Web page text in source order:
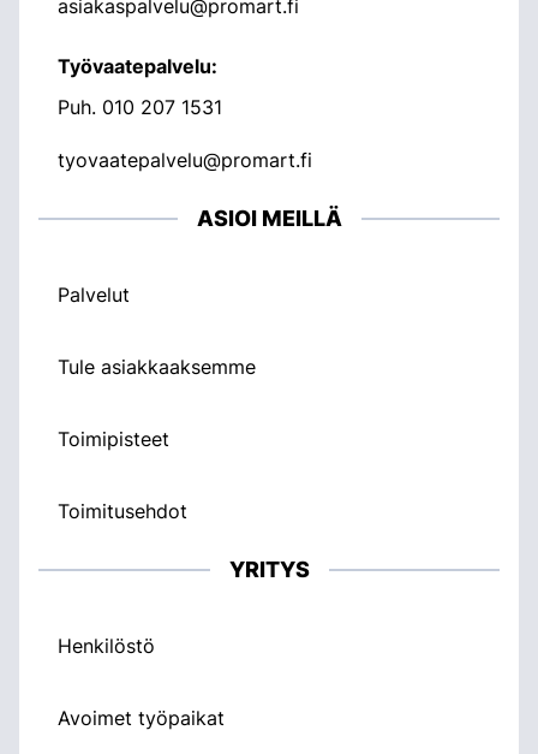
asiakaspalvelu@promart.fi
Työvaatepalvelu:
Puh. 010 207 1531
tyovaatepalvelu@promart.fi
ASIOI MEILLÄ
Palvelut
Tule asiakkaaksemme
Toimipisteet
Toimitusehdot
YRITYS
Henkilöstö
Avoimet työpaikat